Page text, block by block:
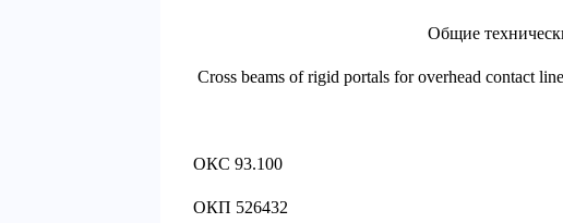
Общие
Cross beams of rigid portals for overhead contact
ОКС 93.100
ОКП 526432